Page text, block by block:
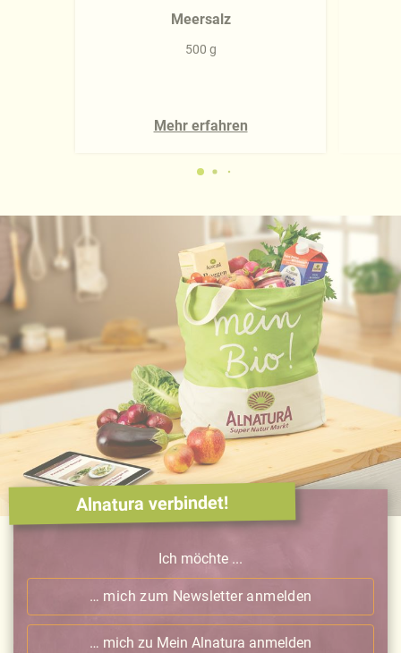
Meersalz
500 g
Mehr erfahren
Alnatura verbindet!
Ich möchte ...
… mich zum Newsletter anmelden
… mich zu Mein Alnatura anmelden